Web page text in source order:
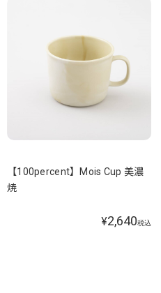
【100percent】Mois Cup 美濃
焼
¥2,640税込